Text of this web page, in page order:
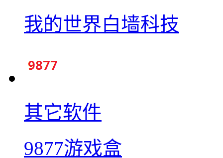
我的世界白墙科技
其它软件
9877游戏盒